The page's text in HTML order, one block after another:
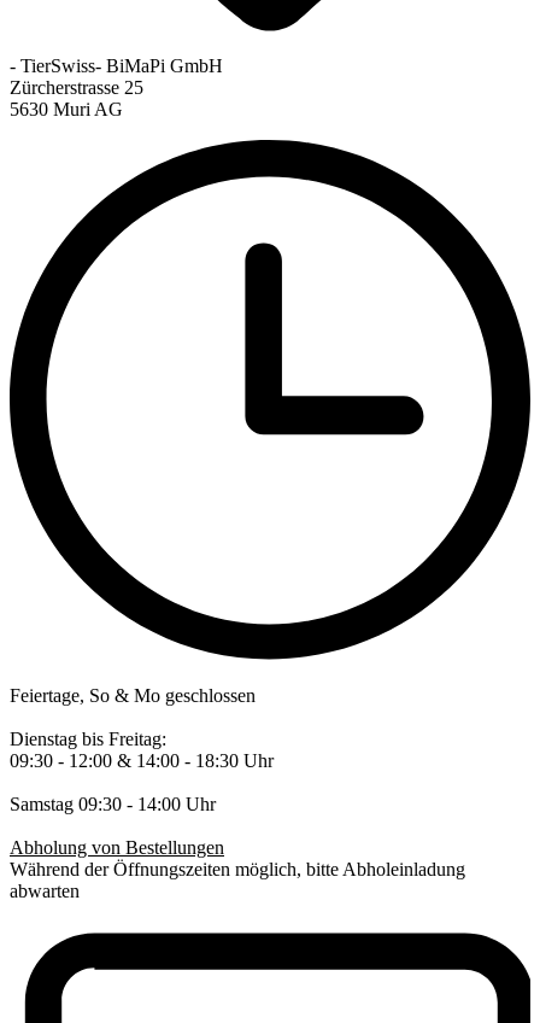
- TierSwiss- BiMaPi GmbH
Zürcherstrasse 25
5630 Muri AG
Feiertage, So & Mo geschlossen
Dienstag bis Freitag:
09:30 - 12:00 & 14:00 - 18:30 Uhr
Samstag 09:30 - 14:00 Uhr
Abholung von Bestellungen
Während der Öffnungszeiten möglich, bitte Abholeinladung
abwarten